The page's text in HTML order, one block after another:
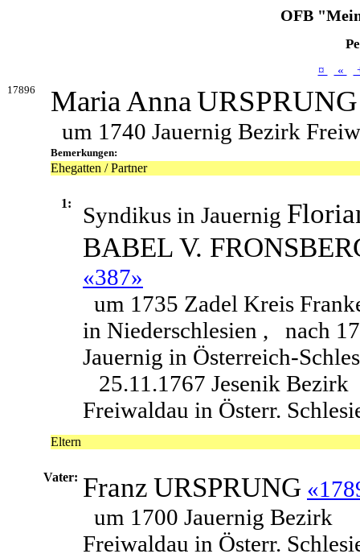
OFB
¤ «
17896 Maria AnnaURSPRUNG
um 1740 Jauernig Bezirk
Bemerkungen:
Ehegatten / Partner
1: Syndikus in Jauernig
BABEL V.
«387»
um 1735 Zadel Kreis
in Niederschlesien ,
nach
Jauernig in Österreich-
25.11.1767 Jesenik Bezirk
Freiwaldau in Österr.
Eltern
Vater: Franz URSPRUNG
um 1700 Jauernig Bezirk
Freiwaldau in Österr.